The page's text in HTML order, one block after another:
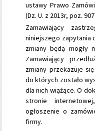
ustawy Prawo
(Dz. U. z 2013r, poz.
Zamawiający
niniejszego zapytania
zmiany będą mogły
Zamawiający
zmiany przekazuje
do których zostało
dla nich wiążące. O
stronie
ogłoszenie o
firmy.